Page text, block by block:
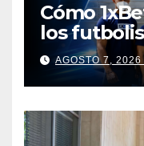
Cómo
los
Fútbol
para
Venezuela
AGOSTO 7, 2026